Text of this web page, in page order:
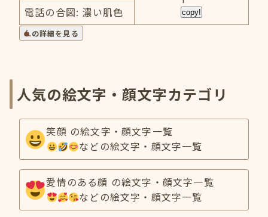
copy!
電話の合図: 濃い肌色
の詳細を見る
人気の絵文字・顔文字カテゴリ
笑顔 の絵文字・顔文字一覧
などの絵文字・顔文字一覧
愛情のある顔 の絵文字・顔文字一覧
などの絵文字・顔文字一覧